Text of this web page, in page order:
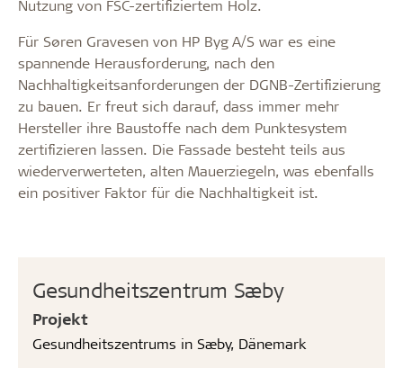
Gesundheitszentrum Sæby
Projekt
Gesundheitszentrums in Sæby, Dänemark
Nutzung von FSC-zertifiziertem Holz.
Für Søren Gravesen von HP Byg A/S war es eine
spannende Herausforderung, nach den
Nachhaltigkeitsanforderungen der DGNB-Zertifizierung
zu bauen. Er freut sich darauf, dass immer mehr
Hersteller ihre Baustoffe nach dem Punktesystem
zertifizieren lassen. Die Fassade besteht teils aus
wiederverwerteten, alten Mauerziegeln, was ebenfalls
ein positiver Faktor für die Nachhaltigkeit ist.